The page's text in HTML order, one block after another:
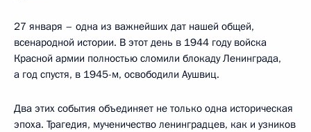
27 января – одна из важнейших дат нашей общей,
всенародной истории. В этот день в 1944 году войска
Красной армии полностью сломили блокаду Ленинграда,
а год спустя, в 1945-м, освободили Аушвиц.
Два этих события объединяет не только одна историческая
эпоха. Трагедия, мученичество ленинградцев, как и узников